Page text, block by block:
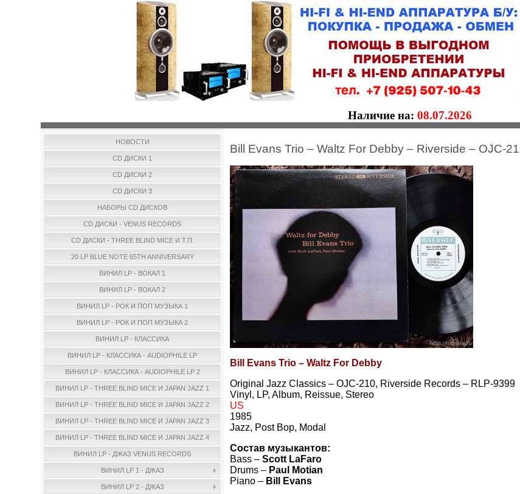
Наличие на: 08.07.2026
НОВОСТИ
CD ДИСКИ 1
CD ДИСКИ 2
CD ДИСКИ 3
НАБОРЫ CD ДИСКОВ
CD ДИСКИ - VENUS RECORDS
CD ДИСКИ - THREE BLIND MICE И Т.П.
20 LP BLUE NOTE 65TH ANNIVERSARY
ВИНИЛ LP - ВОКАЛ 1
ВИНИЛ LP - ВОКАЛ 2
ВИНИЛ LP - РОК И ПОП МУЗЫКА 1
ВИНИЛ LP - РОК И ПОП МУЗЫКА 2
ВИНИЛ LP - КЛАССИКА
ВИНИЛ LP - КЛАССИКА - AUDIOPHILE LP
ВИНИЛ LP - КЛАССИКА - AUDIOPHILE LP 2
ВИНИЛ LP - THREE BLIND MICE И JAPAN JAZZ 1
ВИНИЛ LP - THREE BLIND MICE И JAPAN JAZZ 2
ВИНИЛ LP - THREE BLIND MICE И JAPAN JAZZ 3
ВИНИЛ LP - THREE BLIND MICE И JAPAN JAZZ 4
ВИНИЛ LP - ДЖАЗ VENUS RECORDS
ВИНИЛ LP 1 - ДЖАЗ
ВИНИЛ LP 2 - ДЖАЗ
Bill Evans Trio ‎– Waltz For Debby – Riverside ‎–
Bill Evans Trio ‎– Waltz For Debby
Original Jazz Classics – OJC-210, Riverside Records – RLP-9399
Vinyl, LP, Album, Reissue, Stereo
US
1985
Jazz, Post Bop, Modal
Состав музыкантов:
Bass –Scott LaFaro
Drums – Paul Motian
Piano – Bill Evans